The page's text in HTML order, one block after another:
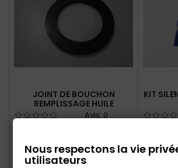
JOINT DE BOUCHON
REMPLISSAGE HUILE
Avis: 0
Ajouter au panier
KIT
Kit
Nous respectons la vie
utilisateurs